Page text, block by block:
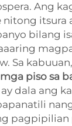
Ang
nitong itsura
bilang
Sa
mga piso sa
dala ang
pagpipilian